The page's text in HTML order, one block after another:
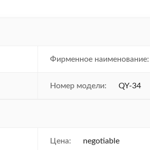
Фирменное наименование:
Номер модели: QY-34
Цена: negotiable